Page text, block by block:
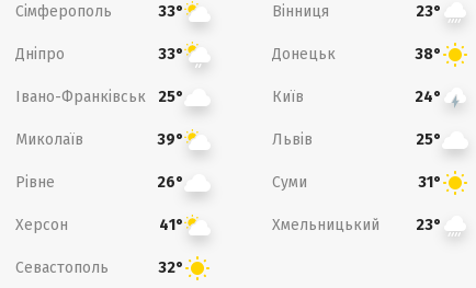
Сімферополь 33° Вінниця 23°
Дніпро 33° Донецьк 38°
Івано-Франківськ 25° Київ 24°
Миколаїв 39° Львів 25°
Рівне 26° Суми 31°
Херсон 41° Хмельницький 23°
Севастополь 32°